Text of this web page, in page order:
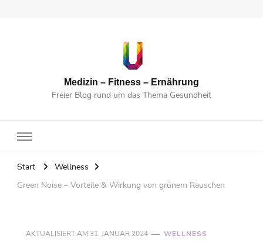
Medizin – Fitness – Ernährung
Freier Blog rund um das Thema Gesundheit
Start
Wellness
Green Noise – Vorteile & Wirkung von grünem Rauschen
AKTUALISIERT AM 31. JANUAR 2024 WELLNESS